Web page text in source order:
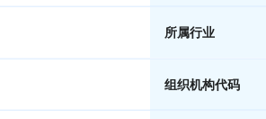
所属行业
组织机构代码